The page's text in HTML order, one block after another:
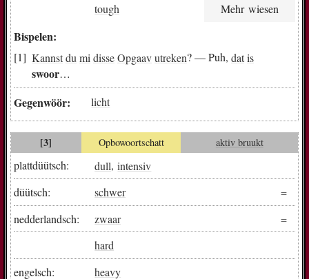
tough
Mehr wiesen
Bispelen:
Kannstdu mi disseOpgaavutreken? — Puh, datis
swoor…
Gegenwöör: licht
[3] Opbowoortschatt aktiv bruukt
plattdüütsch: dull,intensiv
düütsch:
schwer
nedderlandsch:
zwaar
hard
engelsch:
heavy